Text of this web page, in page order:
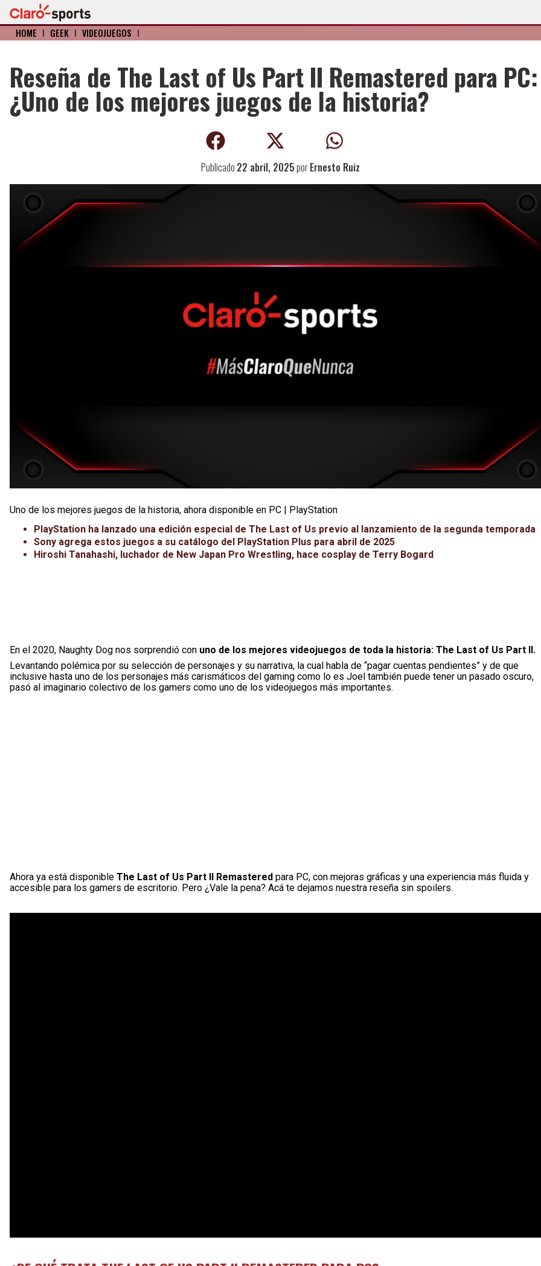
HOME I GEEK I VIDEOJUEGOS I
Reseña de The Last of Us Part II Remastered para PC:
¿Uno de los mejores juegos de la historia?
Publicado 22 abril, 2025porErnesto Ruiz
Uno de los mejores juegos de la historia, ahora disponible en PC | PlayStation
PlayStation ha lanzado una edición especial de The Last of Us previo al lanzamiento de la segunda temporada
Sony agrega estos juegos a su catálogo del PlayStation Plus para abril de 2025
Hiroshi Tanahashi, luchador de New Japan Pro Wrestling, hace cosplay de Terry Bogard
En el 2020, Naughty Dog nos sorprendió con uno de los mejores videojuegos de toda la historia: The Last of Us Part II.
Levantando polémica por su selección de personajes y su narrativa, la cual habla de “pagar cuentas pendientes” y de que
inclusive hasta uno de los personajes más carismáticos del gaming como lo es Joel también puede tener un pasado oscuro,
pasó al imaginario colectivo de los gamers como uno de los videojuegos más importantes.
Ahora ya está disponible The Last of Us Part II Remastered para PC, con mejoras gráficas y una experiencia más fluida y
accesible para los gamers de escritorio. Pero ¿Vale la pena? Acá te dejamos nuestra reseña sin spoilers.